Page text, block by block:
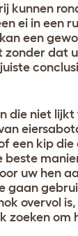
kunnen
ei in een
een
zonder dat
die niet
een kip die
beste
uw hen
gaan
overvol
zoeken om